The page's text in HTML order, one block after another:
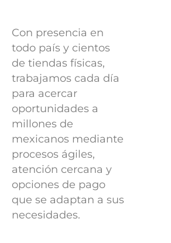
Con presencia en
todo país y cientos
de tiendas físicas,
trabajamos cada día
para acercar
oportunidades a
millones de
mexicanos mediante
procesos ágiles,
atención cercana y
opciones de pago
que se adaptan a sus
necesidades.